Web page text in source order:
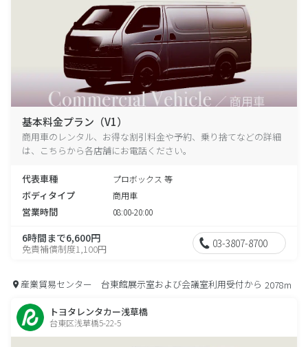
基本料金プラン（V1）
商用車のレンタル、お得な割引料金や予約、乗り捨てなどの詳細
は、こちらから各店舗にお電話ください。
代表車種 プロボックス 等
ボディタイプ 商用車
営業時間 08:00-20:00
6時間まで6,600円
免責補償制度1,100円 03-3807-8700
産業貿易センター 台東館展示室および会議室利用受付から 2078m
トヨタレンタカー浅草橋
台東区浅草橋5-22-5